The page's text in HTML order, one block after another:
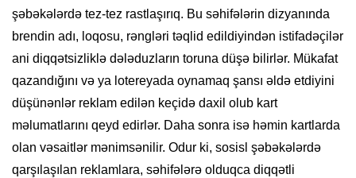
şəbəkələrdə tez-tez rastlaşırıq. Bu səhifələrin dizyanında
brendin adı, loqosu, rəngləri təqlid edildiyindən istifadəçilər
ani diqqətsizliklə dələduzların toruna düşə bilirlər. Mükafat
qazandığını və ya lotereyada oynamaq şansı əldə etdiyini
düşünənlər reklam edilən keçidə daxil olub kart
məlumatlarını qeyd edirlər. Daha sonra isə həmin kartlarda
olan vəsaitlər mənimsənilir. Odur ki, sosisl şəbəkələrdə
qarşılaşılan reklamlara, səhifələrə olduqca diqqətli